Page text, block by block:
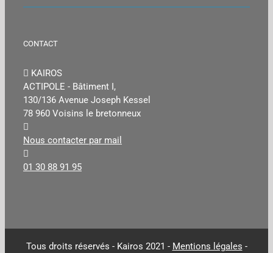
CONTACT
KAIROS
ACTIPOLE - Bâtiment I,
130/136 Avenue Joseph Kessel
78 960 Voisins le bretonneux
Nous contacter par mail
01 30 88 91 95
Tous droits réservés - Kairos 2021 - Mentions légales -